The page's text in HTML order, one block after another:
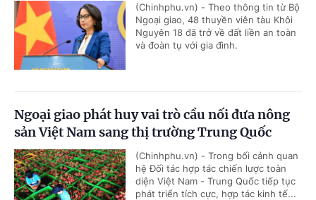
(Chinhphu.vn) - Theo thông tin từ Bộ
Ngoại giao, 48 thuyền viên tàu Khôi
Nguyên 18 đã trở về đất liền an toàn
và đoàn tụ với gia đình.
Ngoại giao phát huy vai trò cầu nối đưa nông
sản Việt Nam sang thị trường Trung Quốc
(Chinhphu.vn) - Trong bối cảnh quan
hệ Đối tác hợp tác chiến lược toàn
diện Việt Nam - Trung Quốc tiếp tục
phát triển tích cực, hợp tác kinh tế...